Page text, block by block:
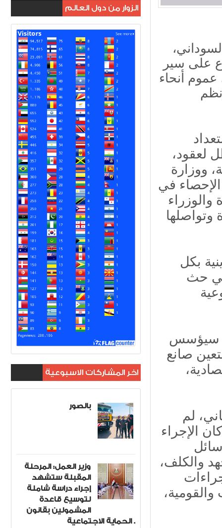
على سير
عموم أنحاء
لعقود،
ووزارة
في
والوزراء
وتواصلها
بكل
في حث
سيؤسس
صانع
لم
الإجراء
والكلف،
الزوار من دول العالم
اخر المشاركات الاسبوعية
بالصور
وزير العمل: المرحلة
المقبلة ستشهد
إجراء دراسة شاملة
لتوسيع قاعدة
المشمولين بقانون
الحماية الاجتماعية .